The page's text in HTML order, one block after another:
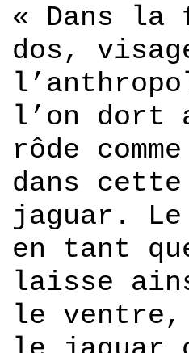
« Dans
dos,
l’on dort
rôde
dans
jaguar. Le
en tant
laisse
le ventre,